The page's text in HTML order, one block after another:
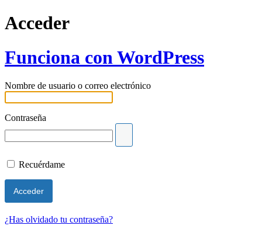
Acceder
Funciona con WordPress
Nombre de usuario o correo electrónico
Contraseña
Recuérdame
¿Has olvidado tu contraseña?